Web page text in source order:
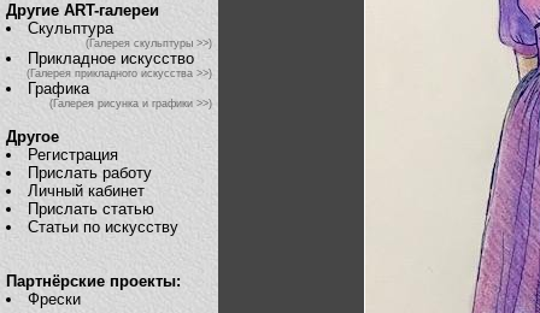
Другие ART-галереи
Скульптура
(Галерея скульптуры >>)
Прикладное искусство
(Галерея прикладного искусства >>)
Графика
(Галерея рисунка и графики >>)
Другое
Регистрация
Прислать работу
Личный кабинет
Прислать статью
Статьи по искусству
Партнёрские проекты:
Фрески